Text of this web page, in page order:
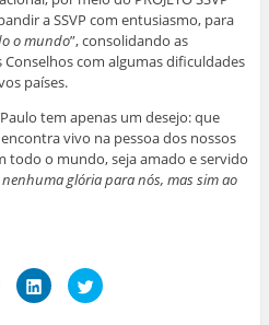
a SSVP com entusiasmo, para
o mundo”, consolidando as
com algumas dificuldades
países.
tem apenas um desejo: que
vivo na pessoa dos nossos
todo o mundo, seja amado e servido
glória para nós, mas sim ao
C
l
C
l